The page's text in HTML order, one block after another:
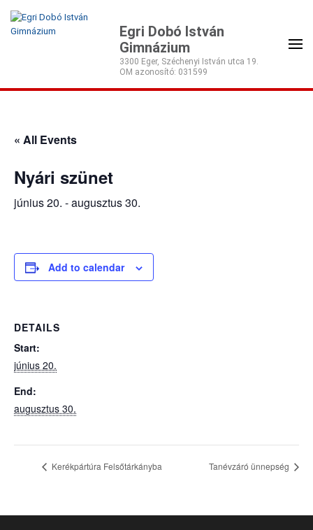
Egri Dobó István
Gimnázium
3300 Eger, Széchenyi István utca 19.
« All Events
Nyári szünet
június 20. -augusztus 30.
Add to calendar
DETAILS
Start:
június 20.
End:
augusztus 30.
Kerékpártúra Felsőtárkányba Tanévzáró ünnepség